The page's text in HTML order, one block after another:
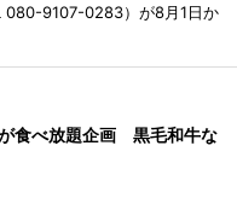
080-9107-0283）が8月1日か
食べ放題企画 黒毛和牛な